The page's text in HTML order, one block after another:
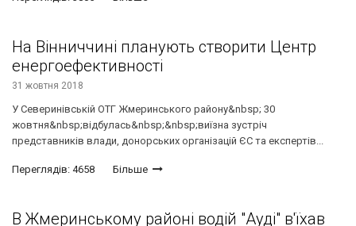
На Вінниччині планують створити Центр
енергоефективності
31 жовтня 2018
У Северинівській ОТГ Жмеринського району&nbsp; 30
жовтня&nbsp;відбулась&nbsp;&nbsp;виїзна зустріч
представників влади, донорських організацій ЄС та експертів...
Переглядів: 4658 Більше
В Жмеринському районі водій "Ауді" в'їхав